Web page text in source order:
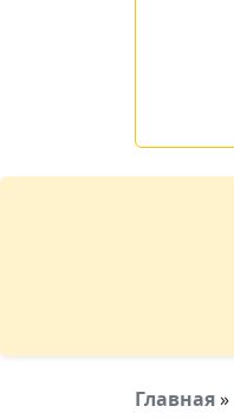
Главная»